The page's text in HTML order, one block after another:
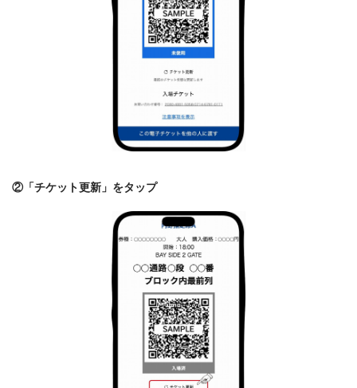
②「チケット更新」をタップ